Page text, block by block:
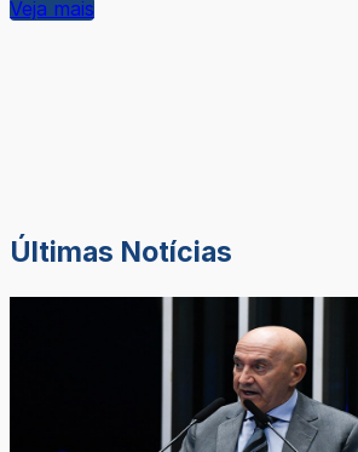
Veja mais
Últimas Notícias